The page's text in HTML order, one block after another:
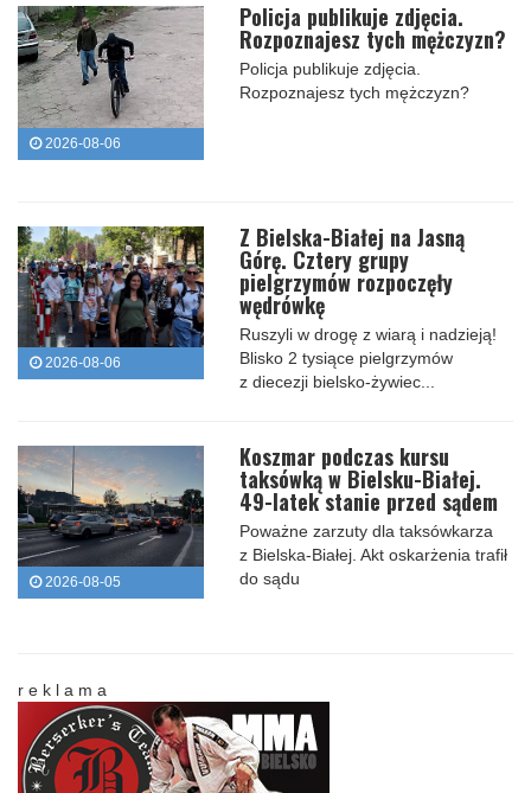
2026-08-06
Policja publikuje zdjęcia.
Rozpoznajesz tych mężczyzn?
Policja publikuje zdjęcia.
Rozpoznajesz tych mężczyzn?
2026-08-06
Z Bielska-Białej na Jasną
Górę. Cztery grupy
pielgrzymów rozpoczęły
wędrówkę
Ruszyli w drogę z wiarą i nadzieją!
Blisko 2 tysiące pielgrzymów
z diecezji bielsko-żywiec...
2026-08-05
Koszmar podczas kursu
taksówką w Bielsku-Białej.
49-latek stanie przed sądem
Poważne zarzuty dla taksówkarza
z Bielska-Białej. Akt oskarżenia trafił
do sądu
r e k l a m a